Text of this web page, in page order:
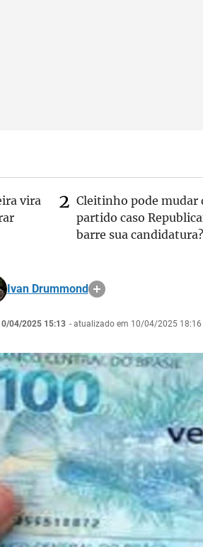
vira
Cleitinho pode mudar
partido caso
barre sua candidatura?
Ivan Drummond
04/2025 15:13 - atualizado em 10/04/2025 18:16